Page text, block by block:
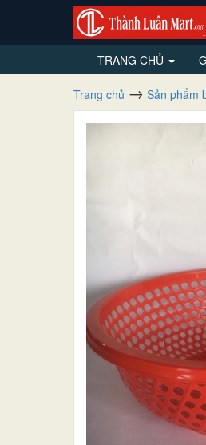
TRANG CHỦ
Trang chủ Sản phẩm